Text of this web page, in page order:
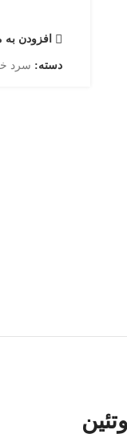
افزودن به
دسته: سرد